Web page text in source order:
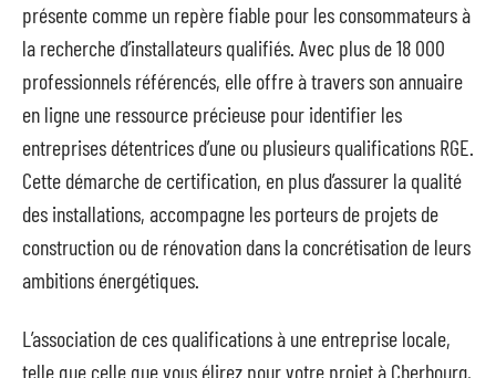
présente comme un repère fiable pour les consommateurs à
la recherche d’installateurs qualifiés. Avec plus de 18 000
professionnels référencés, elle offre à travers son annuaire
en ligne une ressource précieuse pour identifier les
entreprises détentrices d’une ou plusieurs qualifications RGE.
Cette démarche de certification, en plus d’assurer la qualité
des installations, accompagne les porteurs de projets de
construction ou de rénovation dans la concrétisation de leurs
ambitions énergétiques.
L’association de ces qualifications à une entreprise locale,
telle que celle que vous élirez pour votre projet à Cherbourg,